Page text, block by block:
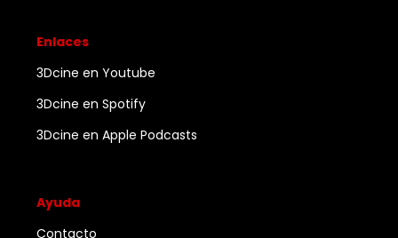
Enlaces
3Dcine en Youtube
3Dcine en Spotify
3Dcine en Apple Podcasts
Ayuda
Contacto